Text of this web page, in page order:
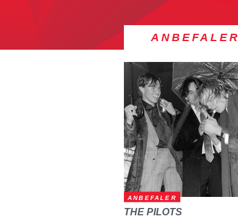
ANBEFALER
ANBEFALER
THE PILOTS